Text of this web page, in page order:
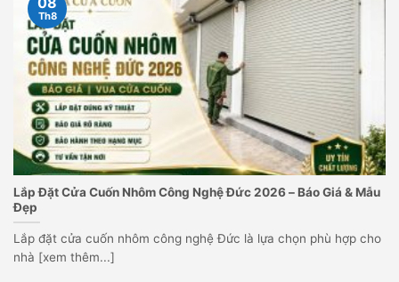
Lắp Đặt Cửa Cuốn Nhôm Công Nghệ Đức 2026 – Báo Giá & Mẫu
Đẹp
Lắp đặt cửa cuốn nhôm công nghệ Đức là lựa chọn phù hợp cho
nhà [xem thêm...]
Th8